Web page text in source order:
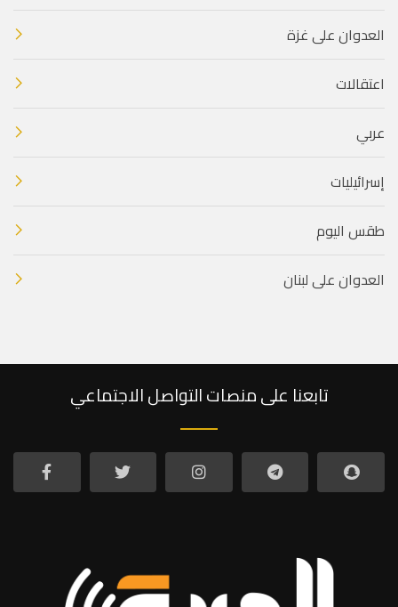
العدوان على غزة
اعتقالات
عربي
إسرائيليات
طقس اليوم
العدوان على لبنان
تابعنا على منصات التواصل الاجتماعي